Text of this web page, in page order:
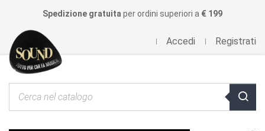
Spedizione gratuita per ordini superiori a € 199
Accedi Registrati